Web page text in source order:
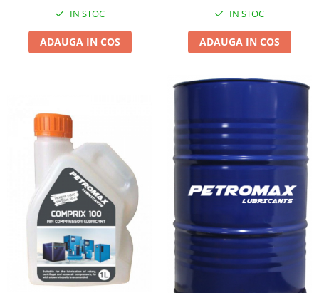
IN STOC
ADAUGA IN COS
IN STOC
ADAUGA IN COS